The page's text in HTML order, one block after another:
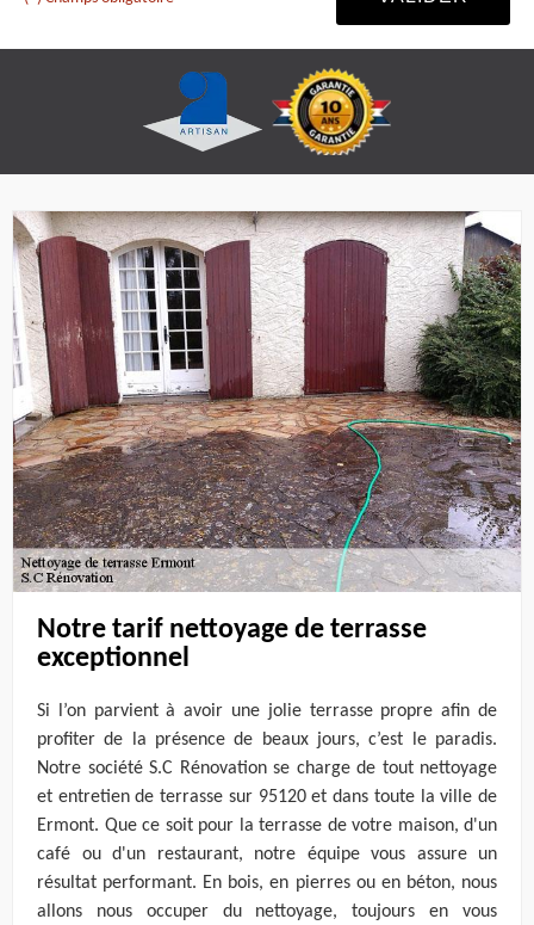
Notre tarif nettoyage de terrasse
exceptionnel
Si l’on parvient à avoir une jolie terrasse propre afin de
profiter de la présence de beaux jours, c’est le paradis.
Notre société S.C Rénovation se charge de tout nettoyage
et entretien de terrasse sur 95120 et dans toute la ville de
Ermont. Que ce soit pour la terrasse de votre maison, d'un
café ou d'un restaurant, notre équipe vous assure un
résultat performant. En bois, en pierres ou en béton, nous
allons nous occuper du nettoyage, toujours en vous